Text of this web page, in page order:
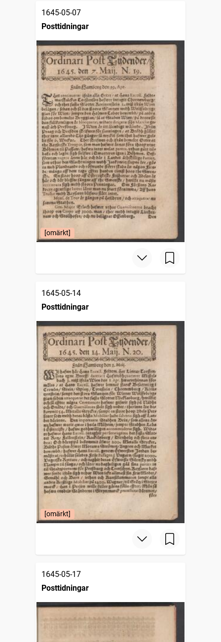
1645-05-07
Posttidningar
[omärkt]
1645-05-14
Posttidningar
[omärkt]
1645-05-17
Posttidningar